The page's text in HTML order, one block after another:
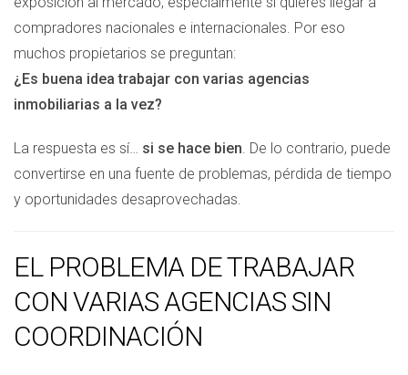
compradores nacionales e internacionales. Por eso
muchos propietarios se preguntan:
¿Es buena idea trabajar con varias agencias
inmobiliarias a la vez?
La respuesta es sí… si se hace bien. De lo contrario, puede
convertirse en una fuente de problemas, pérdida de tiempo
y oportunidades desaprovechadas.
EL PROBLEMA DE TRABAJAR
CON VARIAS AGENCIAS SIN
COORDINACIÓN